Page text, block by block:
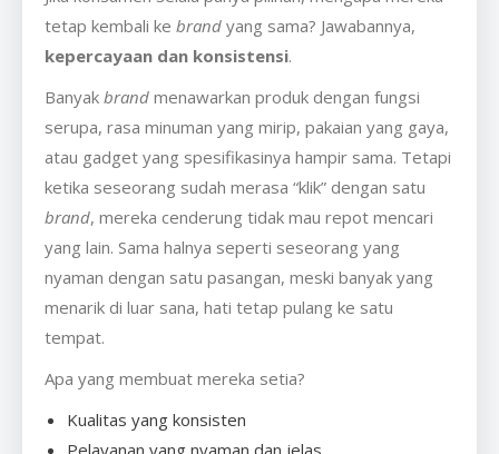
tetap kembali ke brand yang sama? Jawabannya,
kepercayaan dan konsistensi.
Banyak brand menawarkan produk dengan fungsi
serupa, rasa minuman yang mirip, pakaian yang gaya,
atau gadget yang spesifikasinya hampir sama. Tetapi
ketika seseorang sudah merasa “klik” dengan satu
brand, mereka cenderung tidak mau repot mencari
yang lain. Sama halnya seperti seseorang yang
nyaman dengan satu pasangan, meski banyak yang
menarik di luar sana, hati tetap pulang ke satu
tempat.
Apa yang membuat mereka setia?
Kualitas yang konsisten
Pelayanan yang nyaman dan jelas